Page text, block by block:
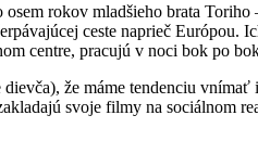
rokov mladšieho brata
ceste naprieč Európou.
centre, pracujú v noci bok po
že máme tendenciu
svoje filmy na sociálnom